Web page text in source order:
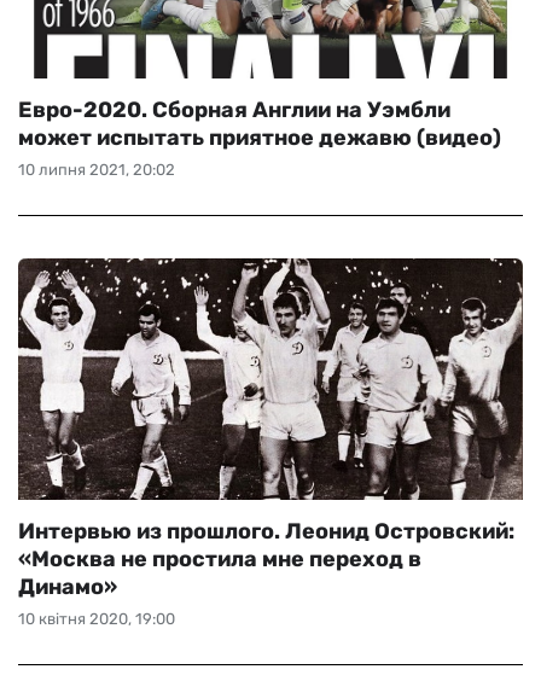
БУКМЕКЕРИ
10 липня 2021, 20:02
Евро-2020. Сборная Англии на Уэмбли
может испытать приятное дежавю (видео)
10 квітня 2020, 19:00
Интервью из прошлого. Леонид Островский:
«Москва не простила мне переход в
Динамо»